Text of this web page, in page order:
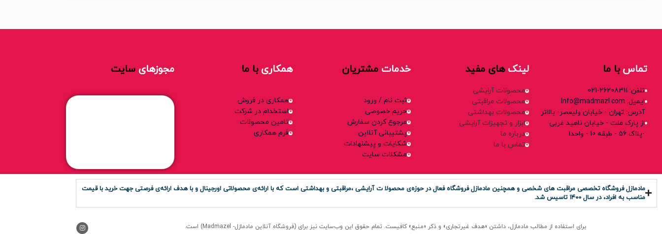
تماسبا ما
تلفن: 26208311-021
ایمیل: Info@madmazl.com
آدرس: تهران - خیابان ولیعصر- بالاتر
از پارک ملت - خیابان ناهید غربی
-پلاک 56 - طبقه 10 - واحد1
لینک های مفید
محصولات آرایشی
محصولات مراقبتی
محصولات بهداشتی
ابزار و تجهیزات آرایشی
درباره ما
تماس با ما
خدمات مشتریان
ثبت نام / ورود
حریم خصوصی
مرجوع کردن سفارش
پشتیبانی آنلاین
شکایات و پیشنهادات
مشکلات سایت
همکاریبا ما
همکاری در فروش
استخدام در شرکت
تامین محصولات
فرم همکاری
مجوزهای سایت
مادمازل فروشگاه تخصصی مراقبت های شخصی و همچنین مادمازل فروشگاه فعال در حوزه‌ی محصولا ت آرایشی ،مراقبتی و بهداشتی است که با ارائه‌ی محصولاتی اورجینال و با هدف ارائه‌ی فرصتی جهت خرید با قیمت
مناسب به افراد، در سال ۱۴۰0 تاسیس شد.
برای استفاده از مطالب مادمازل، داشتن «هدف غیرتجاری» و ذکر «منبع» کافیست. تمام حقوق اين وب‌سايت نیز برای (فروشگاه آنلاین مادمازل- Madmazel) است.